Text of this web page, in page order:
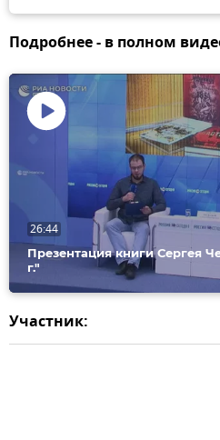
Подробнее - в полном
Презентация книги Сергея
г."
26:44
Участник: